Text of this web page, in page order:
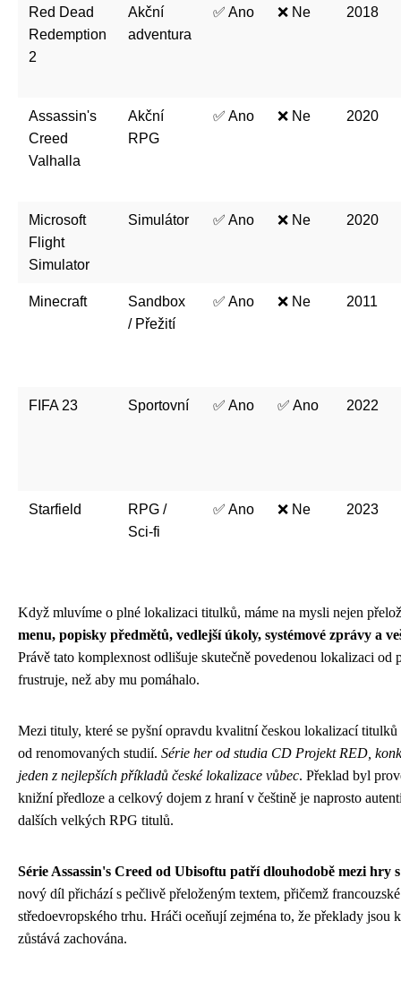
Red Dead
Redemption
2
Akční
adventura
✅ Ano ❌ Ne 2018
Assassin's
Creed
Valhalla
Akční
RPG
✅ Ano ❌ Ne 2020
Microsoft
Flight
Simulator
Simulátor ✅ Ano ❌ Ne 2020
Minecraft
Sandbox
/ Přežití
✅ Ano ❌ Ne 2011
FIFA 23 Sportovní ✅ Ano ✅ Ano 2022
Starfield
RPG /
Sci-fi
✅ Ano ❌ Ne 2023
Když mluvíme o plné lokalizaci titulků, máme na mysli nejen
menu, popisky předmětů, vedlejší úkoly, systémové zprávy a
Právě tato komplexnost odlišuje skutečně povedenou lokalizaci od
frustruje, než aby mu pomáhalo.
Mezi tituly, které se pyšní opravdu kvalitní českou lokalizací
od renomovaných studií. Série her od studia CD Projekt RED,
jeden z nejlepších příkladů české lokalizace vůbec. Překlad byl
knižní předloze a celkový dojem z hraní v češtině je naprosto
dalších velkých RPG titulů.
Série Assassin's Creed od Ubisoftu patří dlouhodobě mezi hry
nový díl přichází s pečlivě přeloženým textem, přičemž
středoevropského trhu. Hráči oceňují zejména to, že překlady
zůstává zachována.